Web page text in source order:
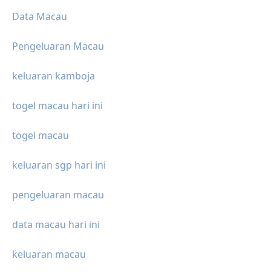
Data Macau
Pengeluaran Macau
keluaran kamboja
togel macau hari ini
togel macau
keluaran sgp hari ini
pengeluaran macau
data macau hari ini
keluaran macau